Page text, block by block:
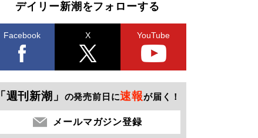
デイリー新潮をフォローする
Facebook X YouTube
「週刊新潮」 の発売前日に速報が届く！
メールマガジン登録